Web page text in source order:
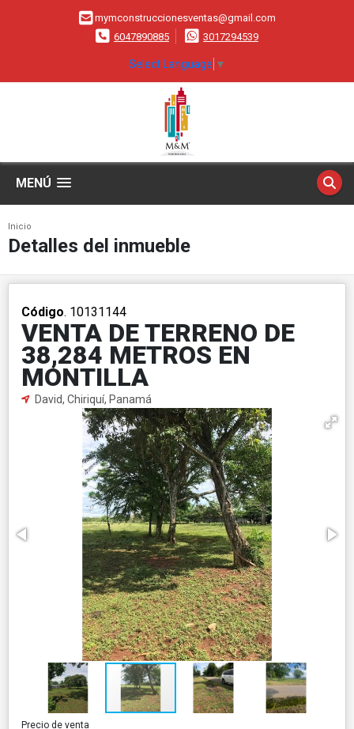
mymconstruccionesventas@gmail.com
6047890885
3017294539
Select Language ▼
MENÚ
Inicio
Detalles del inmueble
Código. 10131144
VENTA DE TERRENO DE
38,284 METROS EN
MONTILLA
David, Chiriquí, Panamá
Precio de venta